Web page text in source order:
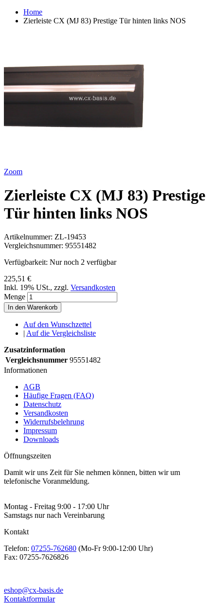
Home
Zierleiste CX (MJ 83) Prestige Tür hinten links NOS
Zoom
Zierleiste CX (MJ 83) Prestige
Tür hinten links NOS
Artikelnummer: ZL-19453
Vergleichsnummer: 95551482
Verfügbarkeit: Nur noch 2 verfügbar
225,51 €
Inkl. 19% USt., zzgl. Versandkosten
Menge
In den Warenkorb
Auf den Wunschzettel
| Auf die Vergleichsliste
Zusatzinformation
Vergleichsnummer 95551482
Informationen
AGB
Häufige Fragen (FAQ)
Datenschutz
Versandkosten
Widerrufsbelehrung
Impressum
Downloads
Öffnungszeiten
Damit wir uns Zeit für Sie nehmen können, bitten wir um
telefonische Voranmeldung.
Montag - Freitag 9:00 - 17:00 Uhr
Samstags nur nach Vereinbarung
Kontakt
Telefon: 07255-762680 (Mo-Fr 9:00-12:00 Uhr)
Fax: 07255-7626826
eshop@cx-basis.de
Kontaktformular